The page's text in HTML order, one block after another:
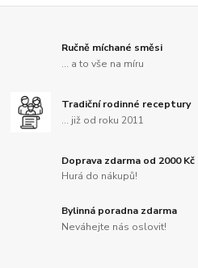
Ručně míchané směsi
... a to vše na míru
Tradiční rodinné receptury
... již od roku 2011
Doprava zdarma od 2000 Kč
Hurá do nákupů!
Bylinná poradna zdarma
Neváhejte nás oslovit!